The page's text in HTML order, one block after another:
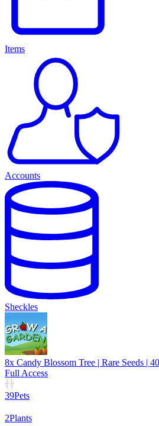
Items
Accounts
Sheckles
8x Candy Blossom Tree | Rare Seeds |
Full Access
39Pets
2Plants